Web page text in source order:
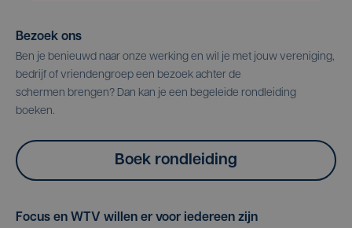
Bezoek ons
Ben je benieuwd naar onze werking en wil je met jouw vereniging,
bedrijf of vriendengroep een bezoek achter de
schermen brengen? Dan kan je een begeleide rondleiding
boeken.
Boek rondleiding
Focus en WTV willen er voor iedereen zijn